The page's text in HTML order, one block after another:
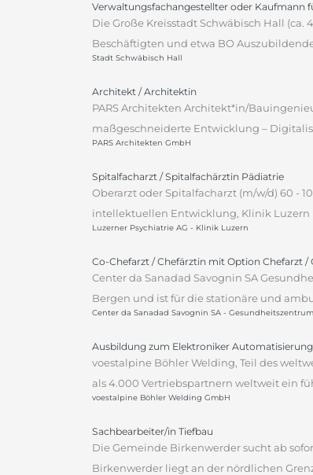
Verwaltungsfachangestellter oder Kaufmann
Die Große Kreisstadt Schwäbisch Hall
Beschäftigten und etwa BO
Stadt Schwäbisch Hall
Architekt / Architektin
PARS Architekten Architekt*in/
maßgeschneiderte Entwicklung –
PARS Architekten GmbH
Spitalfacharzt / Spitalfachärztin Pädiatrie
Oberarzt oder Spitalfacharzt (m/w/d) 60 -
intellektuellen Entwicklung, Klinik Luzern
Luzerner Psychiatrie AG - Klinik Luzern
Co-Chefarzt / Chefärztin mit Option Chefarzt
Center da Sanadad Savognin SA
Bergen und ist für die stationäre und
Center da Sanadad Savognin SA -
Ausbildung zum Elektroniker
voestalpine Böhler Welding, Teil des
als 4.000 Vertriebspartnern weltweit ein
voestalpine Böhler Welding GmbH
Sachbearbeiter/in Tiefbau
Die Gemeinde Birkenwerder sucht ab
Birkenwerder liegt an der nördlichen